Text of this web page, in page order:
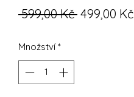
599,00 Kč Běžná
499,00 Kč
Množství *